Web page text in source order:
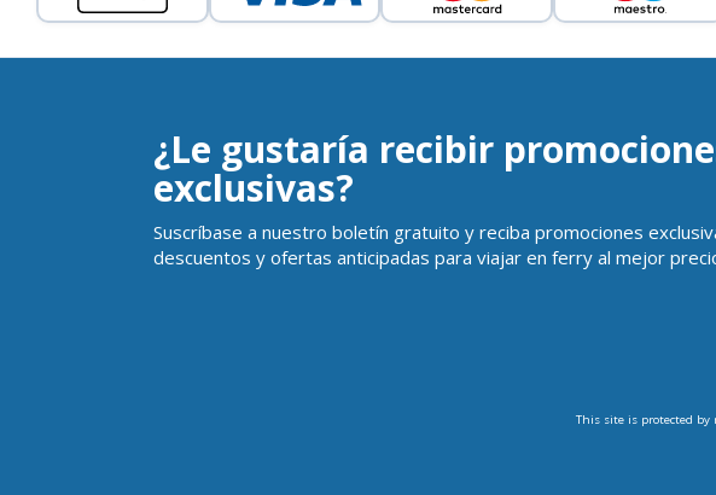
¿Le gustaría recibir
exclusivas?
Suscríbase a nuestro boletín gratuito y reciba promociones
descuentos y ofertas anticipadas para viajar en ferry al mejor
This site is protected by